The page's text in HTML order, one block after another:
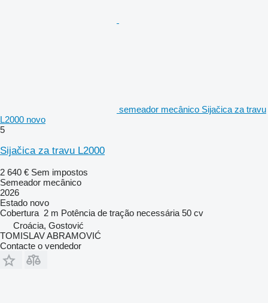
semeador mecânico Sijačica za travu
L2000 novo
5
Sijačica za travu L2000
2 640 € Sem impostos
Semeador mecânico
2026
Estado novo
Cobertura 2 m Potência de tração necessária 50 cv
Croácia, Gostović
TOMISLAV ABRAMOVIĆ
Contacte o vendedor